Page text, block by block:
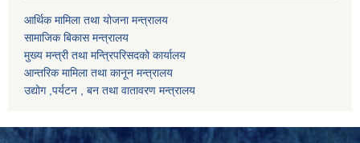
आर्थिक मामिला तथा योजना मन्त्रालय
सामाजिक बिकास मन्त्रालय
मुख्य मन्त्री तथा मन्त्रिपरिसदको कार्यालय
आन्तरिक मामिला तथा कानून मन्त्रालय
उद्योग ,पर्यटन , बन तथा वातावरण मन्त्रालय